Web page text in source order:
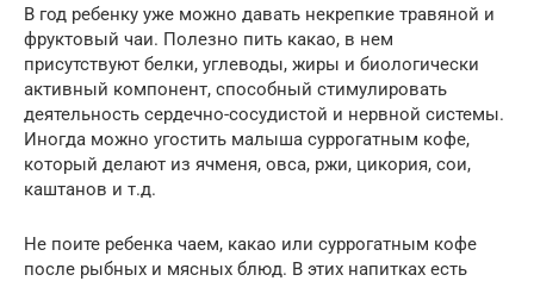
В год ребенку уже можно давать некрепкие травяной и
фруктовый чаи. Полезно пить какао, в нем
присутствуют белки, углеводы, жиры и биологически
активный компонент, способный стимулировать
деятельность сердечно-сосудистой и нервной системы.
Иногда можно угостить малыша суррогатным кофе,
который делают из ячменя, овса, ржи, цикория, сои,
каштанов и т.д.
Не поите ребенка чаем, какао или суррогатным кофе
после рыбных и мясных блюд. В этих напитках есть